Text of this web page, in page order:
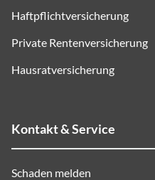
Haftpflichtversicherung
Private Rentenversicherung
Hausratversicherung
Kontakt & Service
Schaden melden